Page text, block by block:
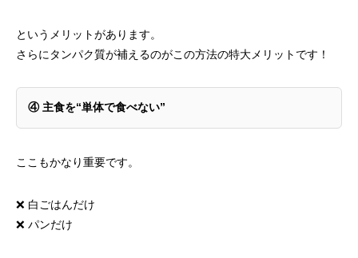
というメリットがあります。
さらにタンパク質が補えるのがこの方法の特大メリットです！
④ 主食を“単体で食べない”
ここもかなり重要です。
❌ 白ごはんだけ
❌ パンだけ